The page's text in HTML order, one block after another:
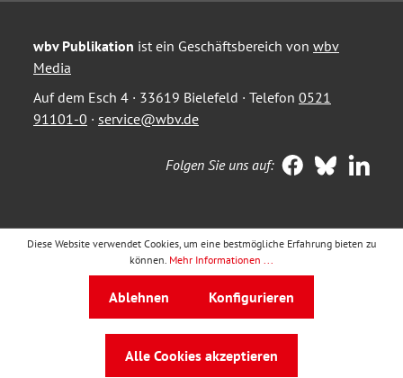
wbv Publikation ist ein Geschäftsbereich von wbv
Media
Auf dem Esch 4 · 33619 Bielefeld · Telefon 0521
91101-0 · service@wbv.de
Folgen Sie uns auf:
Diese Website verwendet Cookies, um eine bestmögliche Erfahrung bieten zu
können. Mehr Informationen ...
Ablehnen Konfigurieren
Alle Cookies akzeptieren